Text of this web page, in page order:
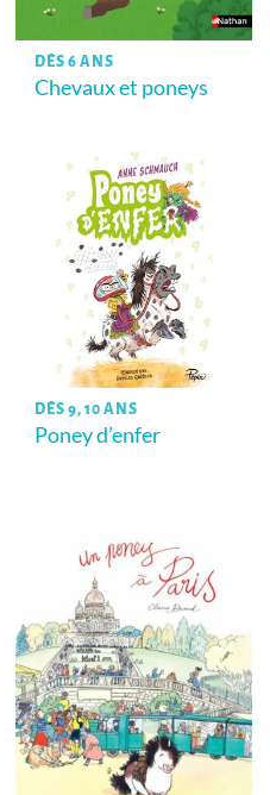
DÈS 6 ANS
Chevaux et poneys
DÈS 9, 10 ANS
Poney d’enfer